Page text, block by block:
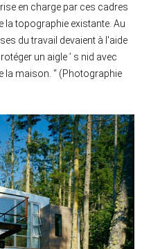
en charge par ces cadres
la topographie existante. Au
du travail devaient à l'aide
un aigle ’ s nid avec
la maison. “ (Photographie